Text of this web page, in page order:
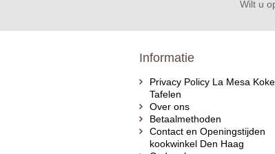
Wilt u
Informatie
Privacy Policy La Mesa
Tafelen
Over ons
Betaalmethoden
Contact en Openingstijden
kookwinkel Den Haag